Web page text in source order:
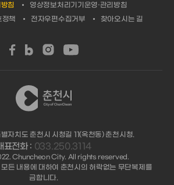
침
영상정보처리기기운영·관리방침
정책
전자우편수집거부 찾아오시는 길
자치도 춘천시 시청길 11(옥천동) 춘천시청.
표전화 : 033.250.3114
Chuncheon City. All rights reserved.
든 내용에 대하여 춘천시의 허락없는 무단복제를
금합니다.